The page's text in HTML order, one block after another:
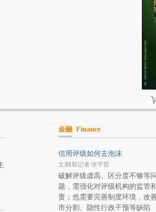
金融 Finance
信用评级如何去泡沫
文|财新记者 张宇哲
破解评级虚高、区分度不够等问
题，需强化对评级机构的监管
责；也需要完善制度环境，改
市分割、隐性行政干预等缺陷